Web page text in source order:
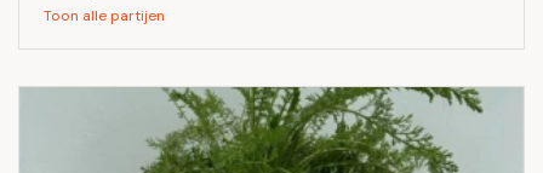
Toon alle partijen